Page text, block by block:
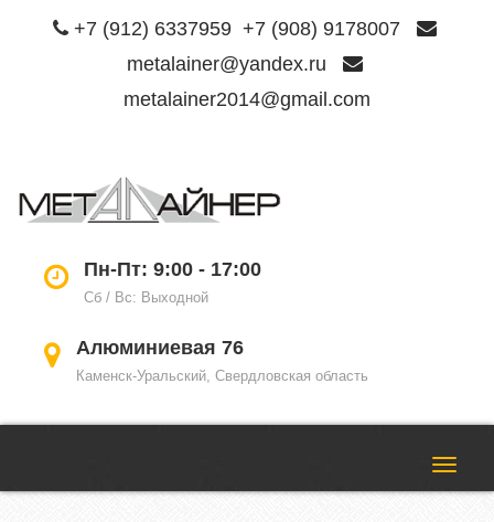
+7 (912) 6337959 +7 (908) 9178007
metalainer@yandex.ru
metalainer2014@gmail.com
Пн-Пт: 9:00 - 17:00
Сб / Вс: Выходной
Алюминиевая 76
Каменск-Уральский, Свердловская область